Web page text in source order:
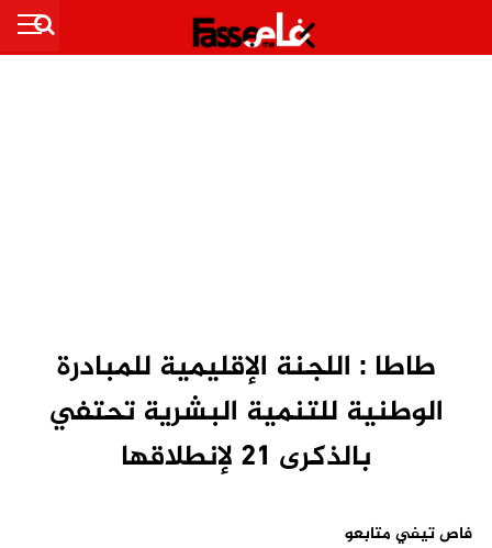
طاطا : اللجنة الإقليمية للمبادرة
الوطنية للتنمية البشرية تحتفي
بالذكرى 21 لإنطلاقها
فاص تيفي متابعو